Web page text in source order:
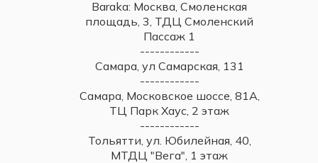
Baraka: Москва, Смоленская
площадь, 3, ТДЦ Смоленский
Пассаж 1
------------
Самара, ул Самарская, 131
------------
Самара, Московское шоссе, 81А,
ТЦ Парк Хаус, 2 этаж
------------
Тольятти, ул. Юбилейная, 40,
МТДЦ "Вега", 1 этаж